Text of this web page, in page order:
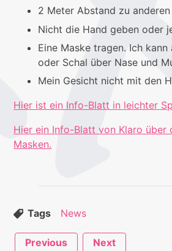
2 Meter Abstand zu
Nicht die Hand geben oder
Eine Maske tragen. Ich
oder Schal über Nase und
Mein Gesicht nicht mit den
Hier ist ein Info-Blatt in leichter
Hier ein Info-Blatt von Klaro über
Masken.
Tags News
Previous Next